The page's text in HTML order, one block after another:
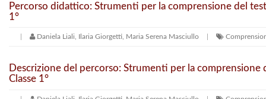
Percorso didattico: Strumenti per la comprensione del
1°
Daniela Liali, Ilaria Giorgetti, Maria Serena Masciullo
Descrizione del percorso: Strumenti per la comprensione
Classe 1°